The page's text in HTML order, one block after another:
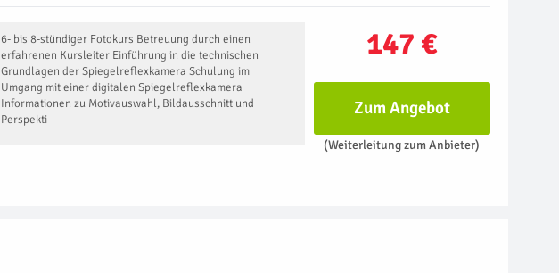
147 €
6- bis 8-stündiger Fotokurs Betreuung durch einen
erfahrenen Kursleiter Einführung in die technischen
Grundlagen der Spiegelreflexkamera Schulung im
Umgang mit einer digitalen Spiegelreflexkamera
Informationen zu Motivauswahl, Bildausschnitt und
Perspekti
Zum Angebot
(Weiterleitung zum Anbieter)